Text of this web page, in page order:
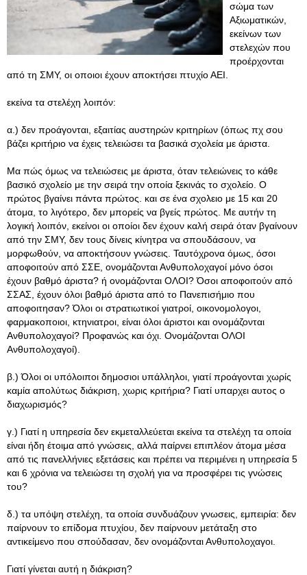
σώμα των
Αξιωματικών,
εκείνων των
στελεχών που
προέρχονται
από τη ΣΜΥ, οι οποιοι έχουν αποκτήσει πτυχίο ΑΕΙ.
εκείνα τα στελέχη λοιπόν:
α.) δεν προάγονται, εξαιτίας αυστηρών κριτηρίων (όπως πχ σου
βάζει κριτήριο να έχεις τελειώσει τα βασικά σχολεία με άριστα.
Μα πώς όμως να τελειώσεις με άριστα, όταν τελειώνεις το κάθε
βασικό σχολείο με την σειρά την οποία ξεκινάς το σχολείο. Ο
πρώτος βγαίνει πάντα πρώτος. και σε ένα σχολειο με 15 και 20
άτομα, το λιγότερο, δεν μπορείς να βγείς πρώτος. Με αυτήν τη
λογική λοιπόν, εκείνοι οι οποίοι δεν έχουν καλή σειρά όταν βγαίνουν
από την ΣΜΥ, δεν τους δίνεις κίνητρα να σπουδάσουν, να
μορφωθούν, να αποκτήσουν γνώσεις. Ταυτόχρονα όμως, όσοι
αποφοιτούν από ΣΣΕ, ονομάζονται Ανθυπολοχαγοί μόνο όσοι
έχουν βαθμό άριστα? ή ονομάζονται ΟΛΟΙ? Όσοι αποφοιτούν από
ΣΣΑΣ, έχουν όλοι βαθμό άριστα από το Πανεπισήμιο που
αποφοιτησαν? Όλοι οι στρατιωτικοί γιατροί, οικονομολογοι,
φαρμακοποιοι, κτηνιατροι, είναι όλοι άριστοι και ονομάζονται
Ανθυπολοχαγοί? Προφανώς και όχι. Ονομάζονται ΟΛΟΙ
Ανθυπολοχαγοί).
β.) Όλοι οι υπόλοιποι δημοσιοι υπάλληλοι, γιατί προάγονται χωρίς
καμία απολύτως διάκριση, χωρις κριτήρια? Γιατί υπαρχει αυτος ο
διαχωρισμός?
γ.) Γιατί η υπηρεσία δεν εκμεταλλεύεται εκείνα τα στελέχη τα οποία
είναι ήδη έτοιμα από γνώσεις, αλλά παίρνει επιπλέον άτομα μέσα
από τις πανελλήνιες εξετάσεις και πρέπει να περιμένει η υπηρεσία 5
και 6 χρόνια να τελειώσει τη σχολή για να προσφέρει τις γνώσεις
του?
δ.) τα υπόψη στελέχη, τα οποία συνδυάζουν γνωσεις, εμπειρία: δεν
παίρνουν το επίδομα πτυχίου, δεν παίρνουν μετάταξη στο
αντικείμενο που σπούδασαν, δεν ονομάζονται Ανθυπολοχαγοι.
Γιατί γίνεται αυτή η διάκριση?